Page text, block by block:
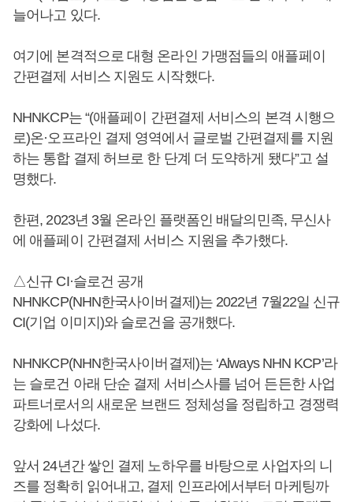
늘어나고 있다.
여기에 본격적으로 대형 온라인 가맹점들의 애플페이
간편결제 서비스 지원도 시작했다.
NHNKCP는 “(애플페이 간편결제 서비스의 본격 시행으
로)온·오프라인 결제 영역에서 글로벌 간편결제를 지원
하는 통합 결제 허브로 한 단계 더 도약하게 됐다”고 설
명했다.
한편, 2023년 3월 온라인 플랫폼인 배달의민족, 무신사
에 애플페이 간편결제 서비스 지원을 추가했다.
△신규 CI·슬로건 공개
NHNKCP(NHN한국사이버결제)는 2022년 7월22일 신규
CI(기업 이미지)와 슬로건을 공개했다.
NHNKCP(NHN한국사이버결제)는 ‘Always NHN KCP’라
는 슬로건 아래 단순 결제 서비스사를 넘어 든든한 사업
파트너로서의 새로운 브랜드 정체성을 정립하고 경쟁력
강화에 나섰다.
앞서 24년간 쌓인 결제 노하우를 바탕으로 사업자의 니
즈를 정확히 읽어내고, 결제 인프라에서부터 마케팅까